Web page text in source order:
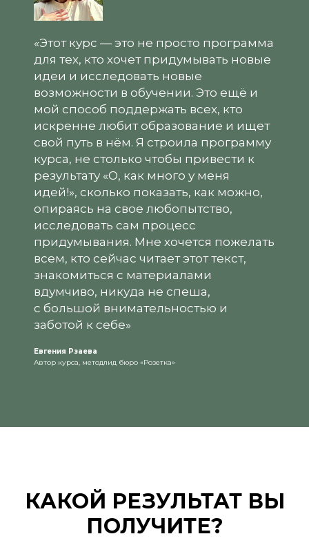
«Этот курс — это не просто программа
для тех, кто хочет придумывать новые
идеи и исследовать новые
возможности в обучении. Это ещё и
мой способ поддержать всех, кто
искренне любит образование и ищет
свой путь в нём. Я строила программу
курса, не столько чтобы привести к
результату «О, как много у меня
идей!», сколько показать, как можно,
опираясь на свое любопытство,
исследовать сам процесс
придумывания. Мне хочется пожелать
всем, кто сейчас читает этот текст,
знакомиться с материалами
вдумчиво, никуда не спеша,
с большой внимательностью и
заботой к себе»
Евгения Рзаева
Автор курса, методлид бюро «Розетка»
КАКОЙ РЕЗУЛЬТАТ ВЫ
ПОЛУЧИТЕ?